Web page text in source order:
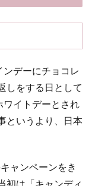
デーにチョコレ
しをする日として
ワイトデーとされ
というより、日本
ャンペーンをき